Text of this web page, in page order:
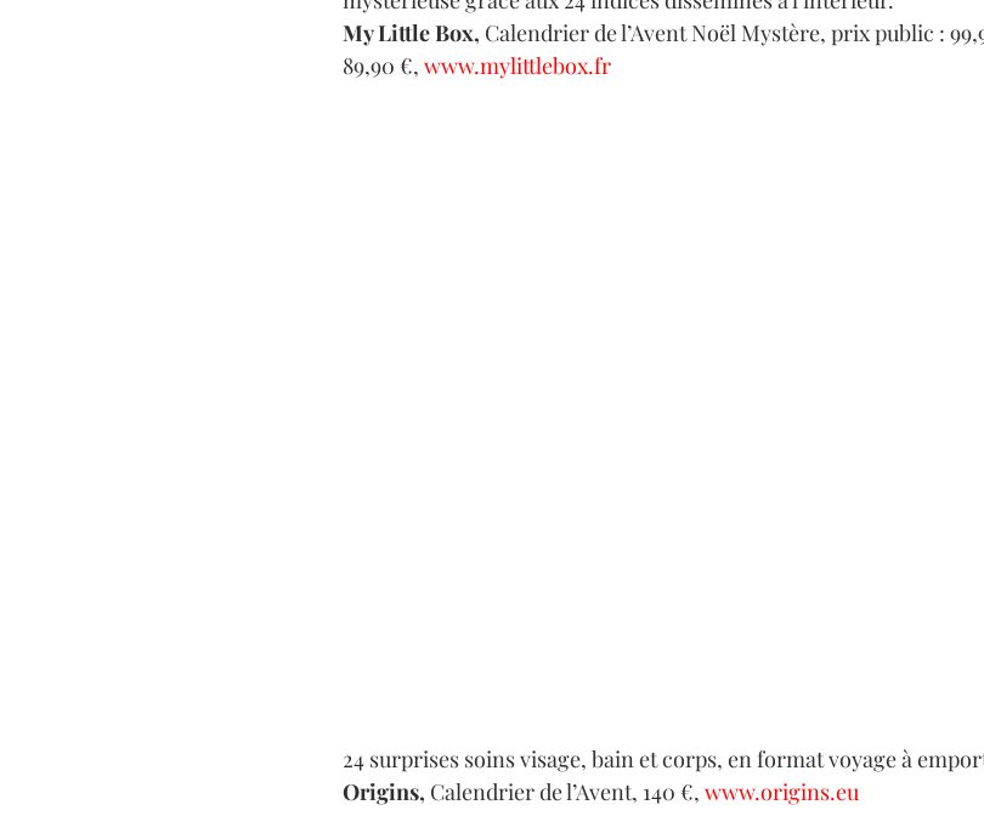
My Little Box, Calendrier de l’Avent Noël Mystère, prix public :
89,90 €, www.mylittlebox.fr
24 surprises soins visage, bain et corps, en format voyage à
Origins, Calendrier de l’Avent, 140 €, www.origins.eu